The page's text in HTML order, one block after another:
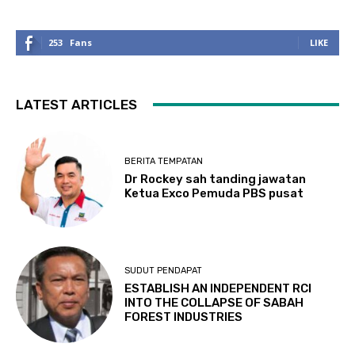
253 Fans LIKE
LATEST ARTICLES
BERITA TEMPATAN
Dr Rockey sah tanding jawatan
Ketua Exco Pemuda PBS pusat
SUDUT PENDAPAT
ESTABLISH AN INDEPENDENT RCI
INTO THE COLLAPSE OF SABAH
FOREST INDUSTRIES